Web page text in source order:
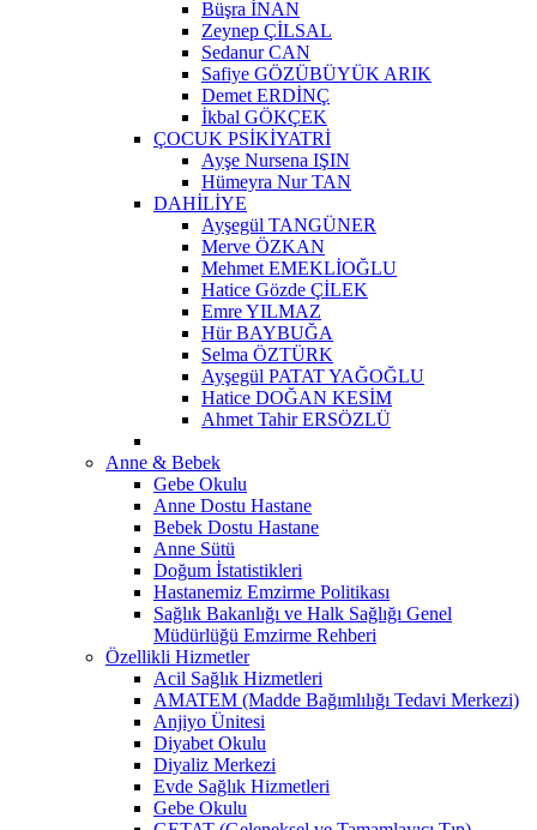
Büşra İNAN
Zeynep ÇİLSAL
Sedanur CAN
Safiye GÖZÜBÜYÜK ARIK
Demet ERDİNÇ
İkbal GÖKÇEK
ÇOCUK PSİKİYATRİ
Ayşe Nursena IŞIN
Hümeyra Nur TAN
DAHİLİYE
Ayşegül TANGÜNER
Merve ÖZKAN
Mehmet EMEKLİOĞLU
Hatice Gözde ÇİLEK
Emre YILMAZ
Hür BAYBUĞA
Selma ÖZTÜRK
Ayşegül PATAT YAĞOĞLU
Hatice DOĞAN KESİM
Ahmet Tahir ERSÖZLÜ
Anne & Bebek
Gebe Okulu
Anne Dostu Hastane
Bebek Dostu Hastane
Anne Sütü
Doğum İstatistikleri
Hastanemiz Emzirme Politikası
Sağlık Bakanlığı ve Halk Sağlığı Genel
Müdürlüğü Emzirme Rehberi
Özellikli Hizmetler
Acil Sağlık Hizmetleri
AMATEM (Madde Bağımlılığı Tedavi Merkezi)
Anjiyo Ünitesi
Diyabet Okulu
Diyaliz Merkezi
Evde Sağlık Hizmetleri
Gebe Okulu